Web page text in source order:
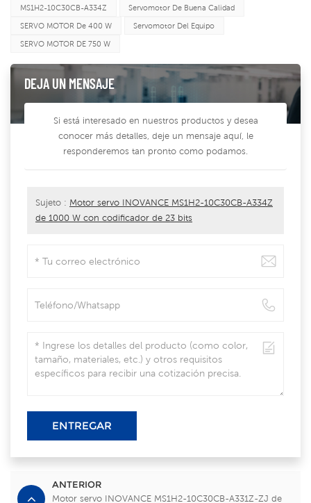
MS1H2-10C30CB-A334Z Servomotor De Buena Calidad
SERVO MOTOR De 400 W Servomotor Del Equipo
SERVO MOTOR DE 750 W
DEJA UN MENSAJE
Si está interesado en nuestros productos y desea
conocer más detalles, deje un mensaje aquí, le
responderemos tan pronto como podamos.
Sujeto : Motor servo INOVANCE MS1H2-10C30CB-A334Z
de 1000 W con codificador de 23 bits
ENTREGAR
ANTERIOR
Motor servo INOVANCE MS1H2-10C30CB-A331Z-ZJ de